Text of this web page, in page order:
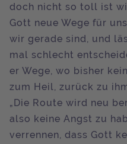
doch nicht so toll ist
Gott neue Wege für
wir gerade sind, und
mal schlecht
er Wege, wo bisher
zum Heil, zurück zu
„Die Route wird neu
also keine Angst zu
verrennen, dass Gott